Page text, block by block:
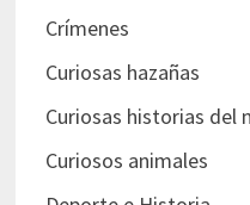
Crímenes
Curiosas hazañas
Curiosas historias del
Curiosos animales